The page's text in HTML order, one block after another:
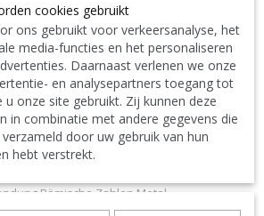
Feel free to contact us
kontaktieren Sie uns. TEL: 0032 9 378 24
CLICK HERE !
clocks wall clock
Roman Numerals Metal Grey/Black/Gold
Römische Zahlen Metal
cookies gebruikt
ons gebruikt voor verkeersanalyse, het
media-functies en het personaliseren
Daarnaast verlenen we onze
en analysepartners toegang tot
onze site gebruikt. Zij kunnen deze
in combinatie met andere gegevens die
door uw gebruik van hun
hebt verstrekt.